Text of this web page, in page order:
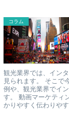
コラム
観光業界では、イン
見られます。 そこで
例や、観光業界でイ
す。 動画マーケティ
かりやすく伝わりや